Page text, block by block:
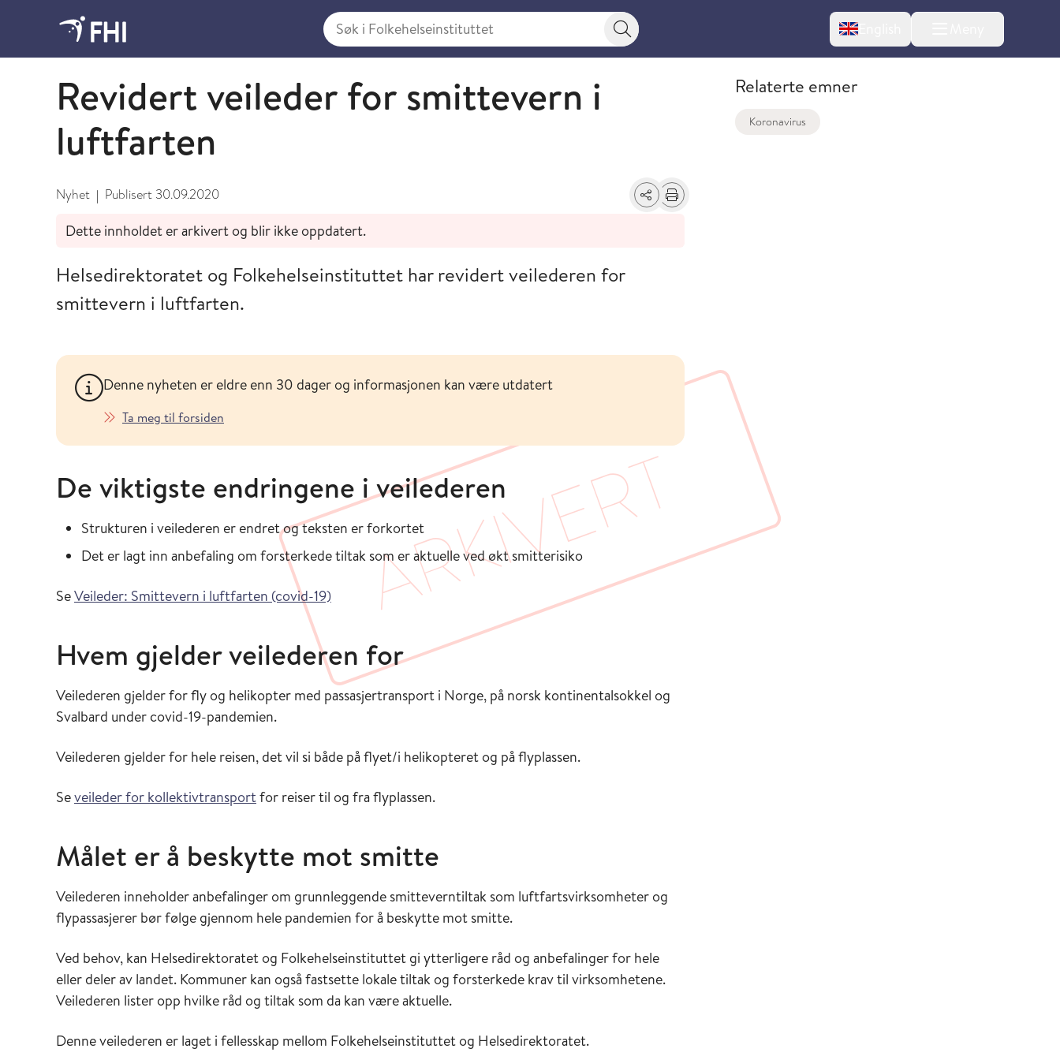
Søk i Folkehelseinstituttet
Søkeknapp English
September
Revidert veileder for smittevern i
luftfarten
Nyhet | Publisert 30.09.2020 Del Skriv ut
Dette innholdet er arkivert og blir ikke oppdatert.
Helsedirektoratet og Folkehelseinstituttet har revidert veilederen for
smittevern i luftfarten.
Denne nyheten er eldre enn 30 dager og informasjonen kan være utdatert
Ta meg til forsiden
De viktigste endringene i veilederen
Strukturen i veilederen er endret og teksten er forkortet
Det er lagt inn anbefaling om forsterkede tiltak som er aktuelle ved økt smitterisiko
SeVeileder: Smittevern i luftfarten (covid-19)
Hvem gjelder veilederen for
Veilederen gjelder for fly og helikopter med passasjertransport i Norge, på norsk kontinentalsokkel og
Svalbard under covid-19-pandemien.
Veilederen gjelder for hele reisen, det vil si både på flyet/i helikopteret og på flyplassen.
Seveileder for kollektivtransportfor reiser til og fra flyplassen.
Målet er å beskytte mot smitte
Veilederen inneholder anbefalinger om grunnleggende smitteverntiltak som luftfartsvirksomheter og
flypassasjerer bør følge gjennom hele pandemien for å beskytte mot smitte.
Ved behov, kan Helsedirektoratet og Folkehelseinstituttet gi ytterligere råd og anbefalinger for hele
eller deler av landet. Kommuner kan også fastsette lokale tiltak og forsterkede krav til virksomhetene.
Veilederen lister opp hvilke råd og tiltak som da kan være aktuelle.
Denne veilederen er laget i fellesskap mellom Folkehelseinstituttet og Helsedirektoratet.
Relaterte emner
Koronavirus